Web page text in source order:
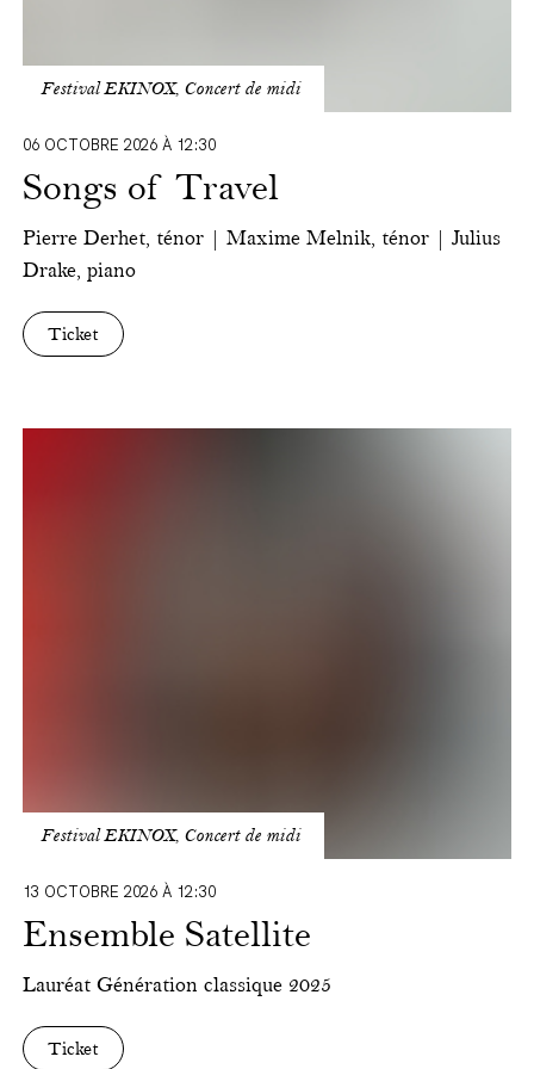
Festival EKINOX, Concert de midi
06 OCTOBRE 2026 À 12:30
Songs of Travel
Pierre Derhet, ténor | Maxime Melnik, ténor | Julius
Drake, piano
Ticket
Festival EKINOX, Concert de midi
13 OCTOBRE 2026 À 12:30
Ensemble Satellite
Lauréat Génération classique 2025
Ticket